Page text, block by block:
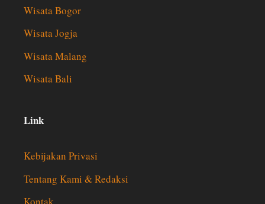
Wisata Bogor
Wisata Jogja
Wisata Malang
Wisata Bali
Link
Kebijakan Privasi
Tentang Kami & Redaksi